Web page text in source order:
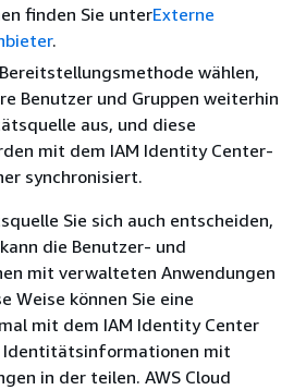
finden Sie unterExterne
.
wählen,
Benutzer und Gruppen weiterhin
aus, und diese
mit dem IAM Identity Center-
synchronisiert.
Sie sich auch entscheiden,
die Benutzer- und
mit verwalteten Anwendungen
Weise können Sie eine
mit dem IAM Identity Center
Identitätsinformationen mit
in der teilen. AWS Cloud